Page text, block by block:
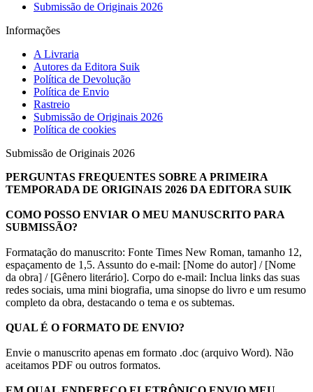
Submissão de Originais 2026
Informações
A Livraria
Autores da Editora Suik
Política de Devolução
Política de Envio
Rastreio
Submissão de Originais 2026
Política de cookies
Submissão de Originais 2026
PERGUNTAS FREQUENTES SOBRE A PRIMEIRA
TEMPORADA DE ORIGINAIS 2026 DA EDITORA SUIK
COMO POSSO ENVIAR O MEU MANUSCRITO PARA
SUBMISSÃO?
Formatação do manuscrito: Fonte Times New Roman, tamanho 12,
espaçamento de 1,5. Assunto do e-mail: [Nome do autor] / [Nome
da obra] / [Gênero literário]. Corpo do e-mail: Inclua links das suas
redes sociais, uma mini biografia, uma sinopse do livro e um resumo
completo da obra, destacando o tema e os subtemas.
QUAL É O FORMATO DE ENVIO?
Envie o manuscrito apenas em formato .doc (arquivo Word). Não
aceitamos PDF ou outros formatos.